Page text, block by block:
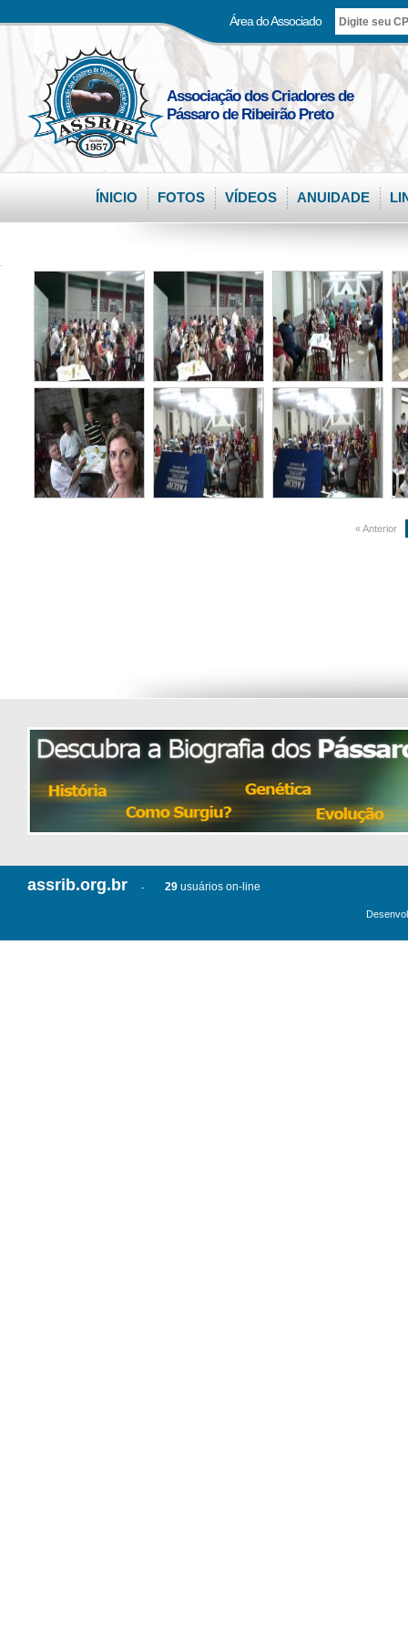
Área do Associado
Associação dos Criadores de
Pássaro de Ribeirão Preto
ÍNICIO FOTOS VÍDEOS ANUIDADE
« Anterior
assrib.org.br - 29 usuários on-line